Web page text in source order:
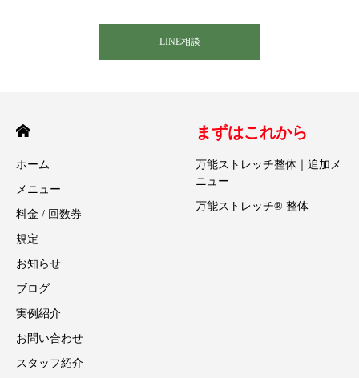
LINE相談
ホーム
メニュー
料金 / 回数券
規定
お知らせ
ブログ
実例紹介
お問い合わせ
スタッフ紹介
まずはこれから
万能ストレッチ整体｜追加メ
ニュー
万能ストレッチ® 整体